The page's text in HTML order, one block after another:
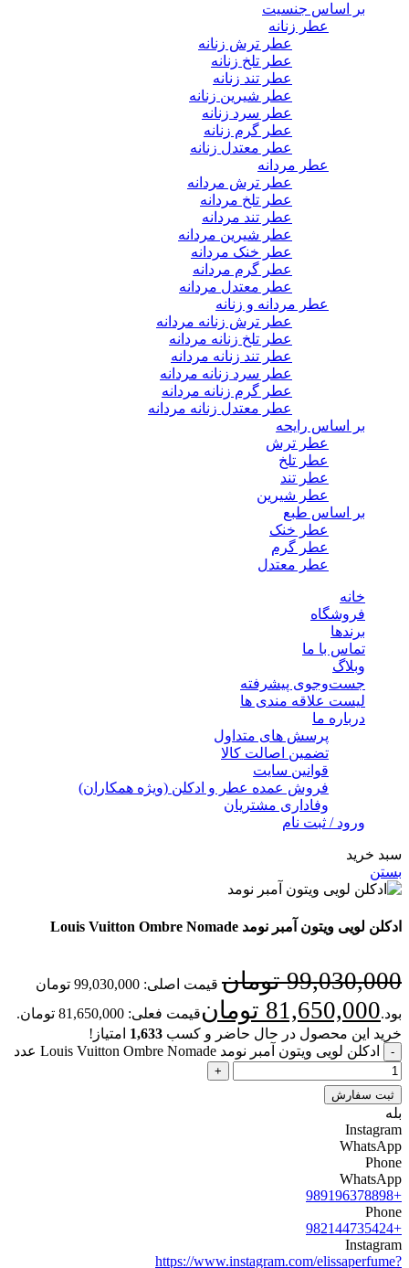
بر اساس جنسیت
عطر زنانه
عطر ترش زنانه
عطر تلخ زنانه
عطر تند زنانه
عطر شیرین زنانه
عطر سرد زنانه
عطر گرم زنانه
عطر معتدل زنانه
عطر مردانه
عطر ترش مردانه
عطر تلخ مردانه
عطر تند مردانه
عطر شیرین مردانه
عطر خنک مردانه
عطر گرم مردانه
عطر معتدل مردانه
عطر مردانه و زنانه
عطر ترش زنانه مردانه
عطر تلخ زنانه مردانه
عطر تند زنانه مردانه
عطر سرد زنانه مردانه
عطر گرم زنانه مردانه
عطر معتدل زنانه مردانه
بر اساس رایحه
عطر ترش
عطر تلخ
عطر تند
عطر شیرین
بر اساس طبع
عطر خنک
عطر گرم
عطر معتدل
خانه
فروشگاه
برندها
تماس با ما
وبلاگ
جست‌وجوی پیشرفته
لیست علاقه مندی ها
درباره ما
پرسش های متداول
تضمین اصالت کالا
قوانین سایت
فروش عمده عطر و ادکلن (ویژه همکاران)
وفاداری مشتریان
ورود / ثبت نام
سبد خرید
بستن
ادکلن لویی ویتون آمبر نومد Louis Vuitton Ombre Nomade
99,030,000 تومان
قیمت اصلی: 99,030,000 تومان
بود.81,650,000 تومانقیمت فعلی: 81,650,000 تومان.
خرید این محصول در حال حاضر و کسب 1,633 امتیاز!
ادکلن لویی ویتون آمبر نومد Louis Vuitton Ombre Nomade عدد
ثبت سفارش
بله
Instagram
WhatsApp
Phone
WhatsApp
+989196378898
Phone
+982144735424
Instagram
https://www.instagram.com/elissaperfume?